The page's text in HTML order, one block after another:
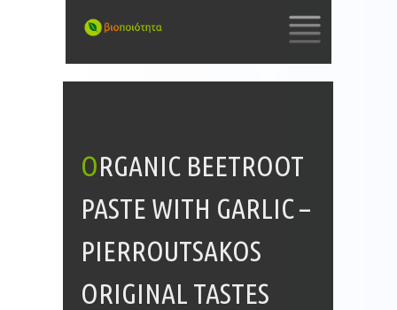
TO
ORGANIC BEETROOT
PASTE WITH GARLIC –
PIERROUTSAKOS
ORIGINAL TASTES